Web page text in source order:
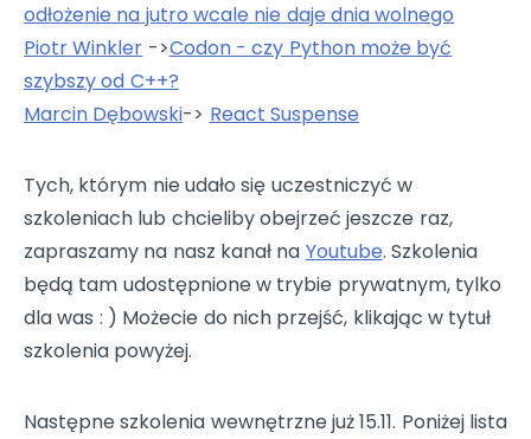
odłożenie na jutro wcale nie daje dnia wolnego
Piotr Winkler ->Codon - czy Python może być
szybszy od C++?
Marcin Dębowski-> React Suspense
Tych, którym nie udało się uczestniczyć w
szkoleniach lub chcieliby obejrzeć jeszcze raz,
zapraszamy na nasz kanał na Youtube. Szkolenia
będą tam udostępnione w trybie prywatnym, tylko
dla was : ) Możecie do nich przejść, klikając w tytuł
szkolenia powyżej.
Następne szkolenia wewnętrzne już 15.11. Poniżej lista